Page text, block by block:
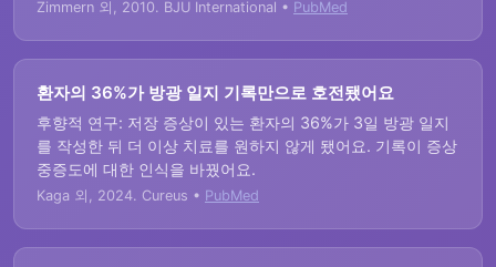
Zimmern 외, 2010. BJU International • PubMed
환자의 36%가 방광 일지 기록만으로 호전됐어요
후향적 연구: 저장 증상이 있는 환자의 36%가 3일 방광 일지
를 작성한 뒤 더 이상 치료를 원하지 않게 됐어요. 기록이 증상
중증도에 대한 인식을 바꿨어요.
Kaga 외, 2024. Cureus • PubMed